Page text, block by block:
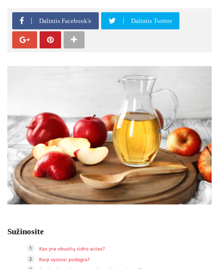
Dalintis Facebook'e Dalintis Twitter
Sužinosite
Kas yra obuolių sidro actas?
Kaip vystosi podagra?